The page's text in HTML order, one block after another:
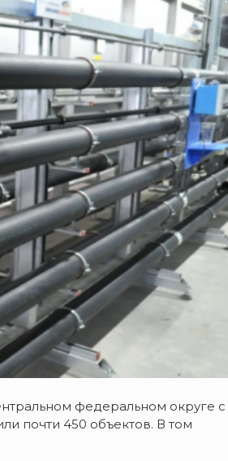
федеральном округе с
почти 450 объектов. В том